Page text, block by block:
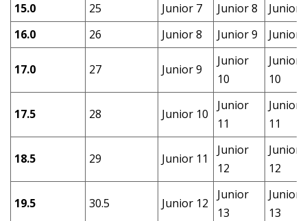
15.0
25 Junior 7 Junior 8
Junior
16.0
26 Junior 8 Junior 9 Junior
17.0 27 Junior 9
Junior
10
Junior
10
17.5 28 Junior 10
Junior
11
Junior
11
18.5 29 Junior 11
Junior
12
Junior
12
19.5 30.5 Junior 12
Junior
13
Junior
13